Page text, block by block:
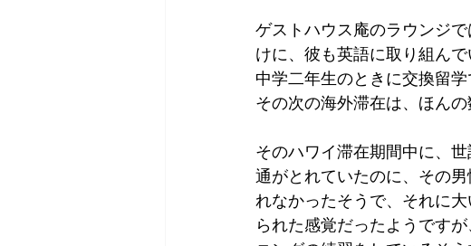
ゲストハウス庵のラウンジ
けに、彼も英語に取り組んで
中学二年生のときに交換留
その次の海外滞在は、ほん
そのハワイ滞在期間中に、
通がとれていたのに、その
れなかったそうで、それに
られた感覚だったようです